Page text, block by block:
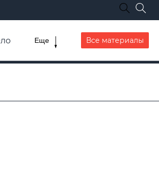
Еще Все материалы